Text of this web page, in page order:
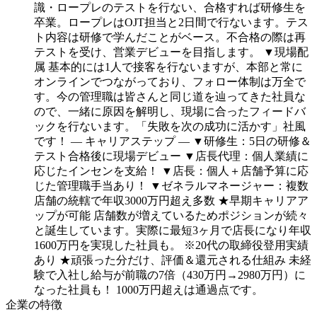
識・ロープレのテストを行ない、合格すれば研修生を
卒業。ロープレはOJT担当と2日間で行ないます。テス
ト内容は研修で学んだことがベース。不合格の際は再
テストを受け、営業デビューを目指します。
▼現場配
属 基本的には1人で接客を行ないますが、本部と常に
オンラインでつながっており、フォロー体制は万全で
す。今の管理職は皆さんと同じ道を辿ってきた社員な
ので、一緒に原因を解明し、現場に合ったフィードバ
ックを行ないます。「失敗を次の成功に活かす」社風
です！
― キャリアステップ ― ▼研修生：5日の研修＆
テスト合格後に現場デビュー ▼店長代理：個人業績に
応じたインセンを支給！
▼店長：個人＋店舗予算に応
じた管理職手当あり！
▼ゼネラルマネージャー：複数
店舗の統轄で年収3000万円超え多数 ★早期キャリアア
ップが可能 店舗数が増えているためポジションが続々
と誕生しています。実際に最短3ヶ月で店長になり年収
1600万円を実現した社員も。
※20代の取締役登用実績
あり ★頑張った分だけ、評価＆還元される仕組み 未経
験で入社し給与が前職の7倍（430万円→2980万円）に
なった社員も！
1000万円超えは通過点です。
企業の特徴